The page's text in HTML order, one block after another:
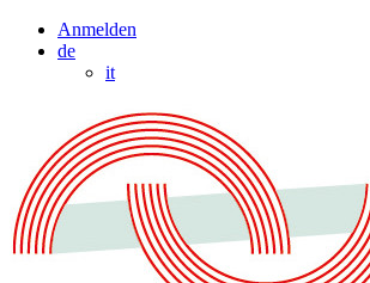
Anmelden
de
it